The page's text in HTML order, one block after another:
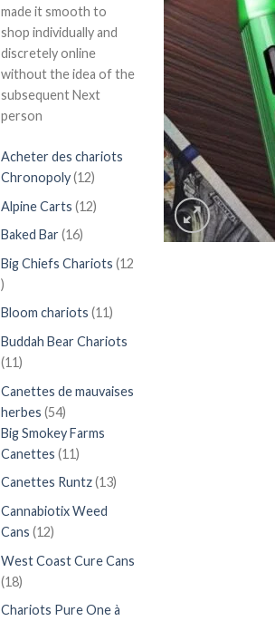
made it smooth to
shop individually and
discretely online
without the idea of the
subsequent Next
person
Acheter des chariots
Chronopoly 1212
produits
Alpine Carts 1212
Baked Bar 1616
produits
Big Chiefs Chariots 12
12
produits
Bloom chariots 1111
produits
Buddah Bear Chariots
1111
Canettes de mauvaises
herbes 5454
produits
Big Smokey Farms
Canettes 1111
produits
Canettes Runtz 1313
Cannabiotix Weed
Cans 1212
West Coast Cure Cans
1818
produits
Chariots Pure One à